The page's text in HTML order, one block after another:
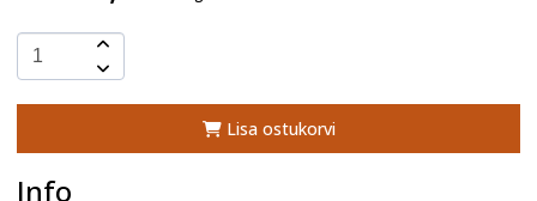
Lisa ostukorvi
Info